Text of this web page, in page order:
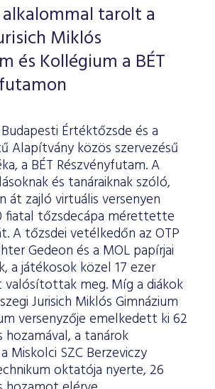
tarolt a
Miklós
és Kollégium a BÉT
Értéktőzsde és a
Alapítvány közös szervezésű
a BÉT Részvényfutam. A
és tanáraiknak szóló,
át zajló virtuális versenyen
fiatal tőzsdecápa mérettette
A tőzsdei vetélkedőn az OTP
Gedeon és a MOL papírjai
a játékosok közel 17 ezer
valósítottak meg. Míg a diákok
Jurisich Miklós Gimnázium
versenyzője emelkedett ki 62
hozamával, a tanárok
Miskolci SZC Berzeviczy
oktatója nyerte, 26